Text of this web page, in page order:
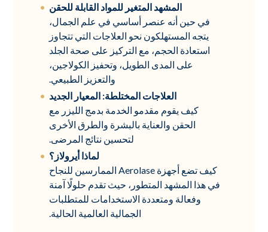
المشهد المتغير للمواد القابلة للحقن
في حين أنه عنصر أساسي في علم الجمال،
يتجه المستهلكون نحو العلاجات التي تتجاوز
استعادة الحجم، مع التركيز على صحة الجلد
على المدى الطويل، وتحفيز الكولاجين،
والتعزيز الطبيعي.
العلاجات المختلطة: المعيار الجديد
كيف يقوم مقدمو الخدمة بدمج الليزر مع
الحقن والعناية بالبشرة والطرق الأخرى
لتحسين نتائج المرضى.
لماذا أيرولاز؟
كيف تضع أجهزة Aerolase الممارسين للنجاح
في هذا المشهد المتطور، حيث تقدم حلولًا آمنة
وفعالة ومتعددة الاستخدامات للمتطلبات
الجمالية العالمية الحالية.